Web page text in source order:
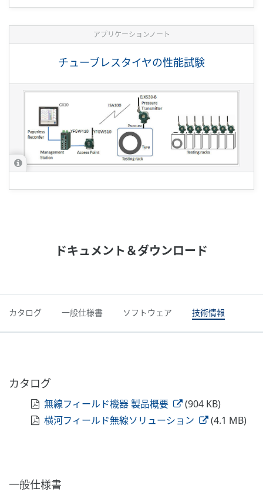
アプリケーションノート
チューブレスタイヤの性能試験
ドキュメント＆ダウンロード
カタログ 一般仕様書 ソフトウェア 技術情報
カタログ
無線フィールド機器 製品概要
(904 KB)
横河フィールド無線ソリューション
(4.1 MB)
一般仕様書